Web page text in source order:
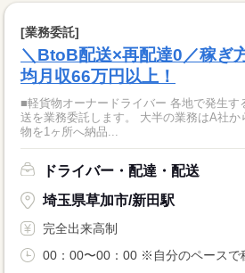
[業務委託]
＼BtoB配送×再配達0／稼ぎ
均月収66万円以上！
■軽貨物オーナードライバー 各地で発生する企業からの スポット配
送を業務委託します。 大半の業務はA社からB社まで、 「1ヶ所の荷
物を1ヶ所へ納品...
ドライバー・配達・配送
埼玉県草加市/新田駅
完全出来高制
00：00〜00：00 ※自分のペースで